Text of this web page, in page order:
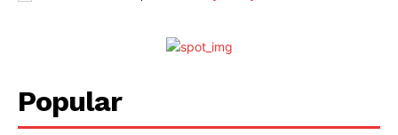
Popular